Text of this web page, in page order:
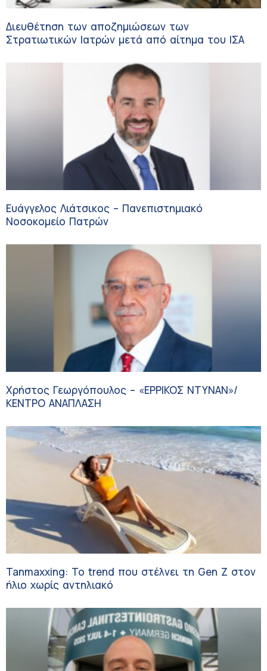
Διευθέτηση των αποζημιώσεων των
Στρατιωτικών Ιατρών μετά από αίτημα του ΙΣΑ
Ευάγγελος Λιάτσικος – Πανεπιστημιακό
Νοσοκομείο Πατρών
Χρήστος Γεωργόπουλος – «ΕΡΡΙΚΟΣ ΝΤΥΝΑΝ»/
ΚΕΝΤΡΟ ΑΝΑΠΛΑΣΗ
Tanmaxxing: To trend που στέλνει τη Gen Z στον
ήλιο χωρίς αντηλιακό